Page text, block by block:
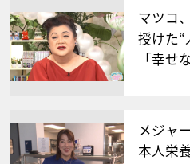
マツコ
授けた
「幸せ
メジャ
本人栄